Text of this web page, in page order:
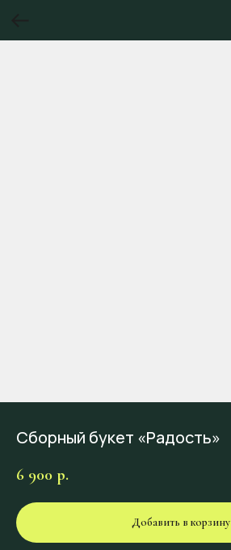
Сборный букет «Радость»
6 900 р.
Добавить в корзину